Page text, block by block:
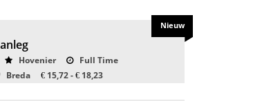
Hovenier
Full Time
Breda € 15,72 - € 18,23
Nieuw